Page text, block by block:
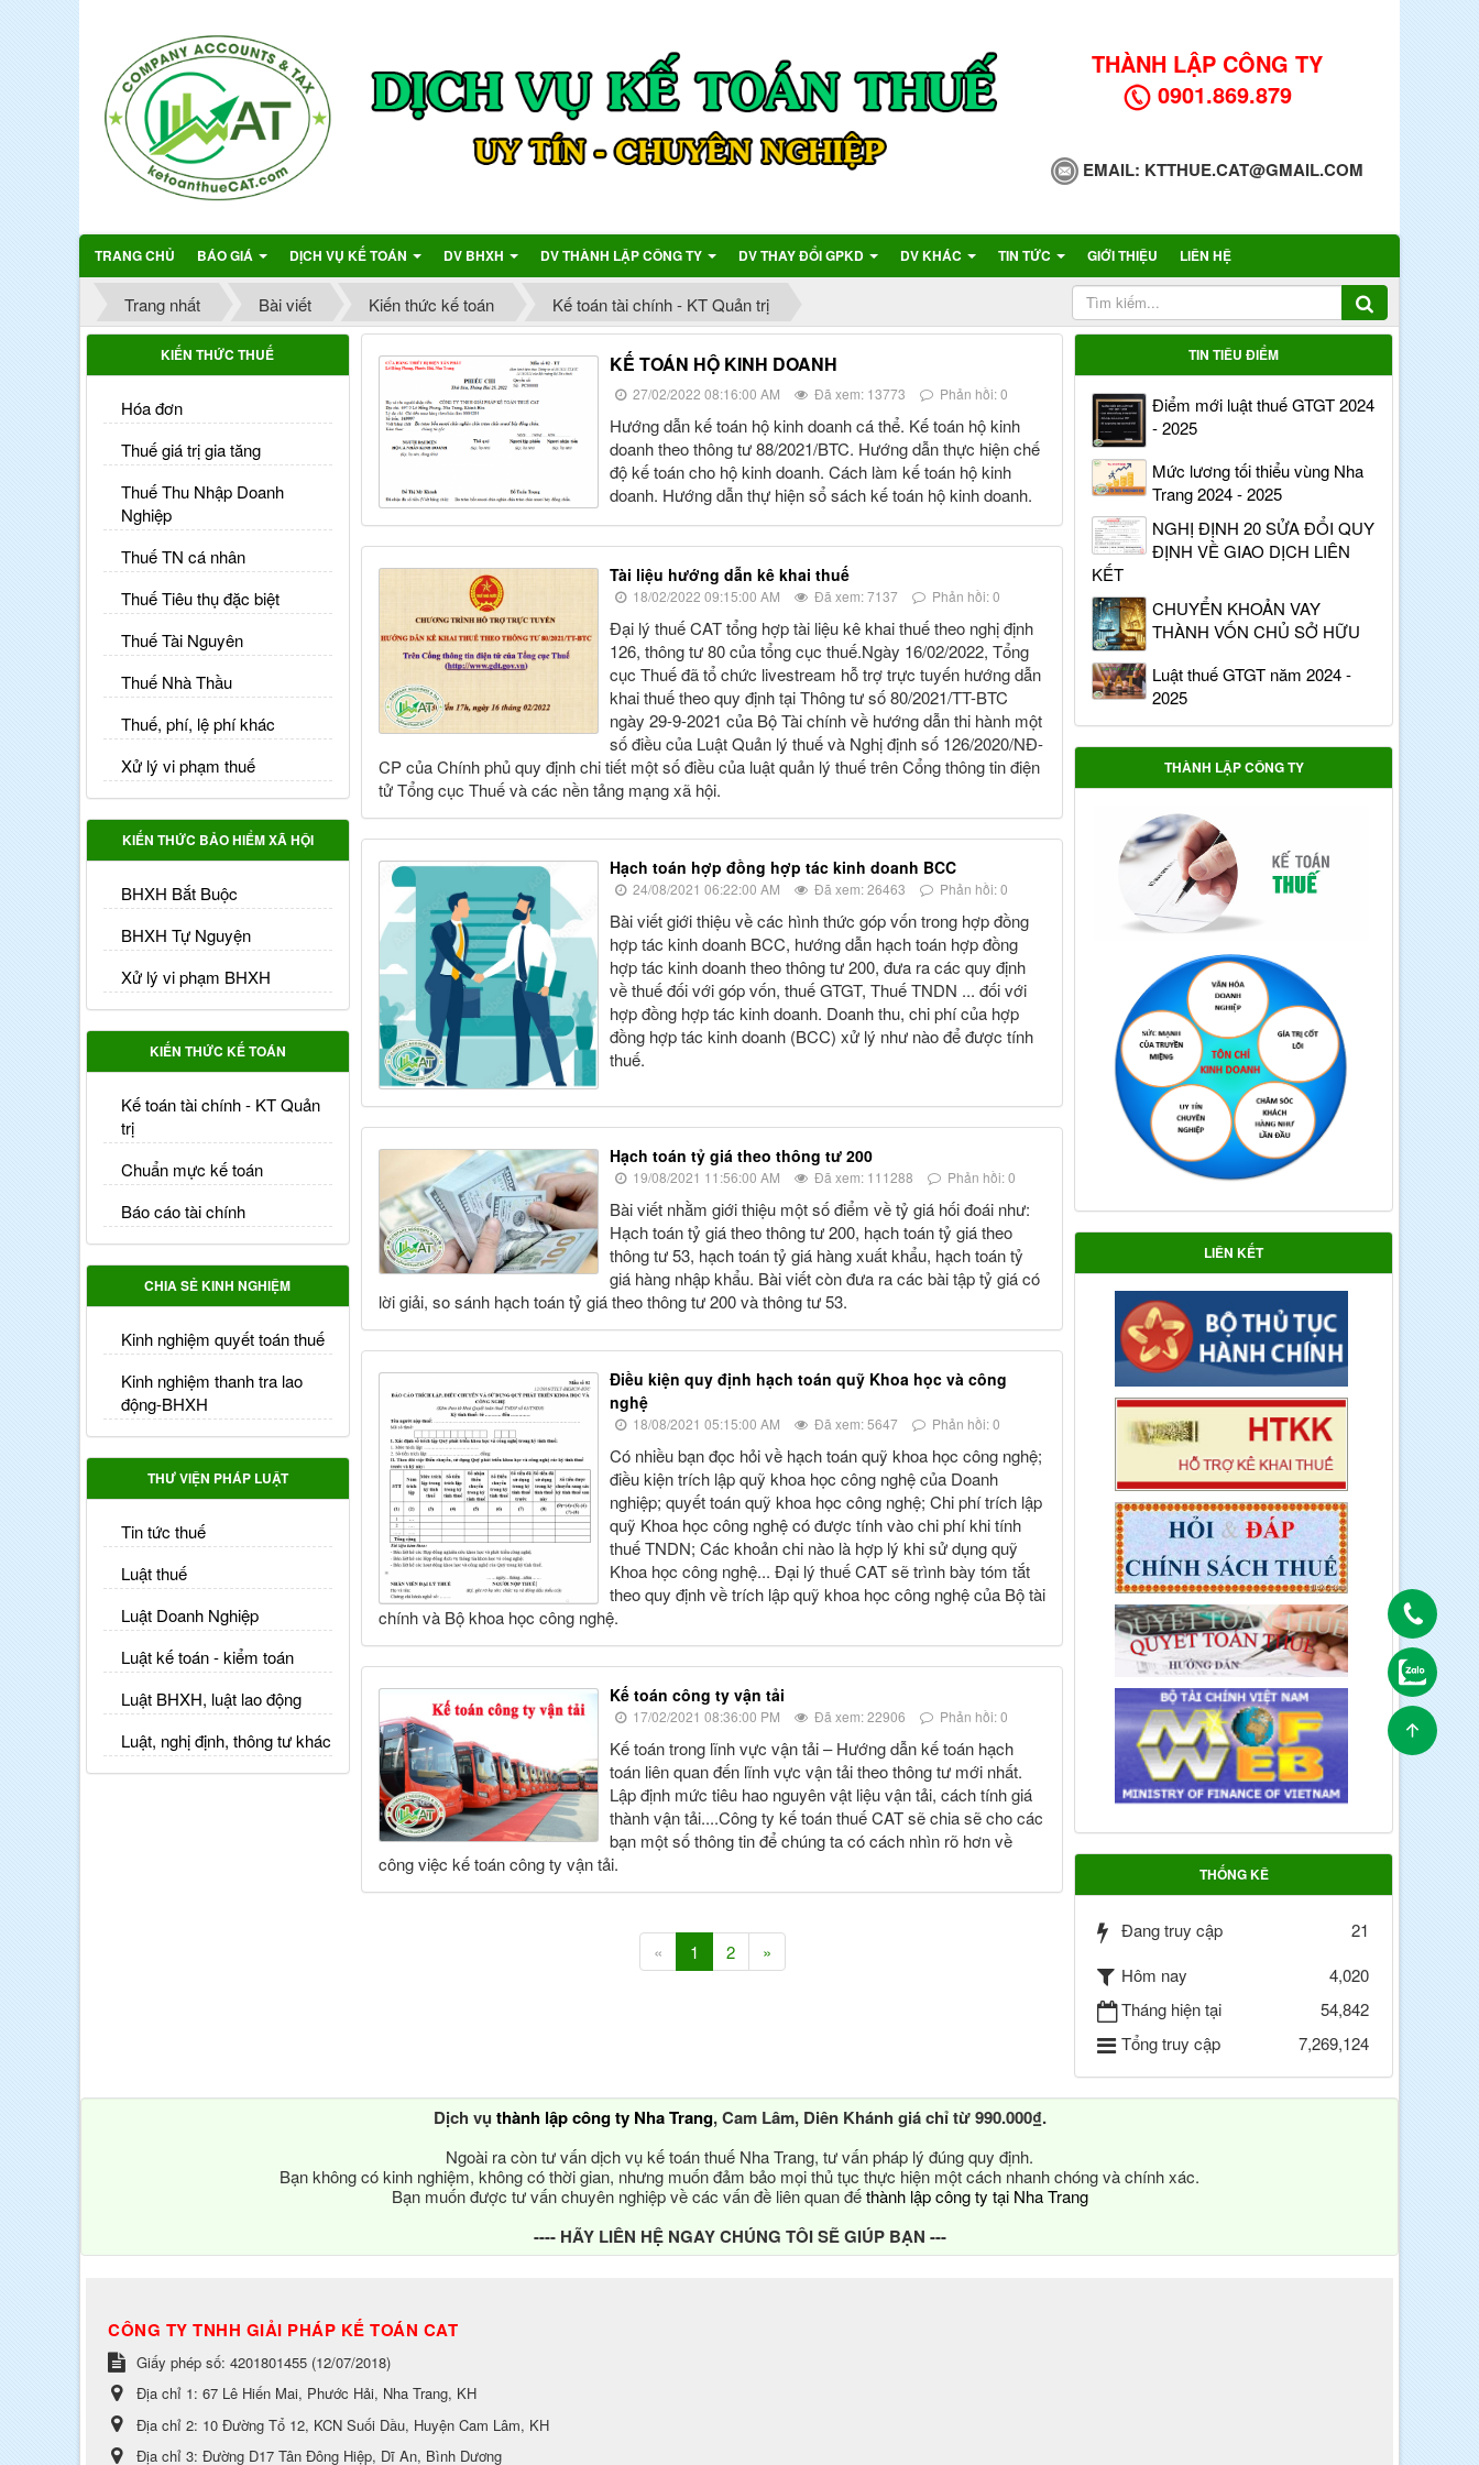
THÀNH LẬP CÔNG TY
0901.869.879
EMAIL: KTTHUE.CAT@GMAIL.COM
TRANG CHỦ BÁO GIÁ DỊCH VỤ KẾ TOÁN DV BHXH DV THÀNH LẬP CÔNG TY DV THAY ĐỔI GPKD DV KHÁC TIN TỨC GIỚI THIỆU LIÊN HỆ
Trang nhất Bài viết Kiến thức kế toán Kế toán tài chính - KT Quản trị
KẾ TOÁN HỘ KINH DOANH
27/02/2022 08:16:00 AM Đã xem: 13773 Phản hồi: 0
Hướng dẫn kế toán hộ kinh doanh cá thể. Kế toán hộ kinh
doanh theo thông tư 88/2021/BTC. Hướng dẫn thực hiện chế
độ kế toán cho hộ kinh doanh. Cách làm kế toán hộ kinh
doanh. Hướng dẫn thự hiện sổ sách kế toán hộ kinh doanh.
Tài liệu hướng dẫn kê khai thuế
18/02/2022 09:15:00 AM Đã xem: 7137 Phản hồi: 0
Đại lý thuế CAT tổng hợp tài liệu kê khai thuế theo nghị định
126, thông tư 80 của tổng cục thuế.Ngày 16/02/2022, Tổng
cục Thuế đã tổ chức livestream hỗ trợ trực tuyến hướng dẫn
khai thuế theo quy định tại Thông tư số 80/2021/TT-BTC
ngày 29-9-2021 của Bộ Tài chính về hướng dẫn thi hành một
số điều của Luật Quản lý thuế và Nghị định số 126/2020/NĐ-
CP của Chính phủ quy định chi tiết một số điều của luật quản lý thuế trên Cổng thông tin điện
tử Tổng cục Thuế và các nền tảng mạng xã hội.
Hạch toán hợp đồng hợp tác kinh doanh BCC
24/08/2021 06:22:00 AM Đã xem: 26463 Phản hồi: 0
Bài viết giới thiệu về các hình thức góp vốn trong hợp đồng
hợp tác kinh doanh BCC, hướng dẫn hạch toán hợp đồng
hợp tác kinh doanh theo thông tư 200, đưa ra các quy định
về thuế đối với góp vốn, thuế GTGT, Thuế TNDN ... đối với
hợp đồng hợp tác kinh doanh. Doanh thu, chi phí của hợp
đồng hợp tác kinh doanh (BCC) xử lý như nào để được tính
thuế.
Hạch toán tỷ giá theo thông tư 200
19/08/2021 11:56:00 AM Đã xem: 111288 Phản hồi: 0
Bài viết nhằm giới thiệu một số điểm về tỷ giá hối đoái như:
Hạch toán tỷ giá theo thông tư 200, hạch toán tỷ giá theo
thông tư 53, hạch toán tỷ giá hàng xuất khẩu, hạch toán tỷ
giá hàng nhập khẩu. Bài viết còn đưa ra các bài tập tỷ giá có
lời giải, so sánh hạch toán tỷ giá theo thông tư 200 và thông tư 53.
Điều kiện quy định hạch toán quỹ Khoa học và công
nghệ
18/08/2021 05:15:00 AM Đã xem: 5647 Phản hồi: 0
Có nhiều bạn đọc hỏi về hạch toán quỹ khoa học công nghệ;
điều kiện trích lập quỹ khoa học công nghệ của Doanh
nghiệp; quyết toán quỹ khoa học công nghệ; Chi phí trích lập
quỹ Khoa học công nghệ có được tính vào chi phí khi tính
thuế TNDN; Các khoản chi nào là hợp lý khi sử dụng quỹ
Khoa học công nghệ... Đại lý thuế CAT sẽ trình bày tóm tắt
theo quy định về trích lập quỹ khoa học công nghệ của Bộ tài
chính và Bộ khoa học công nghệ.
Kế toán công ty vận tải
17/02/2021 08:36:00 PM Đã xem: 22906 Phản hồi: 0
Kế toán trong lĩnh vực vận tải – Hướng dẫn kế toán hạch
toán liên quan đến lĩnh vực vận tải theo thông tư mới nhất.
Lập định mức tiêu hao nguyên vật liệu vận tải, cách tính giá
thành vận tải....Công ty kế toán thuế CAT sẽ chia sẽ cho các
bạn một số thông tin để chúng ta có cách nhìn rõ hơn về
công việc kế toán công ty vận tải.
« 1 2 »
TIN TIÊU ĐIỂM
Điểm mới luật thuế GTGT 2024
- 2025
Mức lương tối thiểu vùng Nha
Trang 2024 - 2025
NGHỊ ĐỊNH 20 SỬA ĐỔI QUY
ĐỊNH VỀ GIAO DỊCH LIÊN
KẾT
CHUYỂN KHOẢN VAY
THÀNH VỐN CHỦ SỞ HỮU
Luật thuế GTGT năm 2024 -
2025
THÀNH LẬP CÔNG TY
LIÊN KẾT
THỐNG KÊ
Đang truy cập
21
Hôm nay
4,020
Tháng hiện tại
54,842
Tổng truy cập
7,269,124
KIẾN THỨC THUẾ
Hóa đơn
Thuế giá trị gia tăng
Thuế Thu Nhập Doanh
Nghiệp
Thuế TN cá nhân
Thuế Tiêu thụ đặc biệt
Thuế Tài Nguyên
Thuế Nhà Thầu
Thuế, phí, lệ phí khác
Xử lý vi phạm thuế
KIẾN THỨC BẢO HIỂM XÃ HỘI
BHXH Bắt Buộc
BHXH Tự Nguyện
Xử lý vi phạm BHXH
KIẾN THỨC KẾ TOÁN
Kế toán tài chính - KT Quản
trị
Chuẩn mực kế toán
Báo cáo tài chính
CHIA SẺ KINH NGHIỆM
Kinh nghiệm quyết toán thuế
Kinh nghiệm thanh tra lao
động-BHXH
THƯ VIỆN PHÁP LUẬT
Tin tức thuế
Luật thuế
Luật Doanh Nghiệp
Luật kế toán - kiểm toán
Luật BHXH, luật lao động
Luật, nghị định, thông tư khác
Dịch vụ thành lập công ty Nha Trang, Cam Lâm, Diên Khánh giá chỉ từ 990.000₫.
Ngoài ra còn tư vấn dịch vụ kế toán thuế Nha Trang, tư vấn pháp lý đúng quy định.
Bạn không có kinh nghiệm, không có thời gian, nhưng muốn đảm bảo mọi thủ tục thực hiện một cách nhanh chóng và chính xác.
Bạn muốn được tư vấn chuyên nghiệp về các vấn đề liên quan đếthành lập công ty tại Nha Trang
---- HÃY LIÊN HỆ NGAY CHÚNG TÔI SẼ GIÚP BẠN ---
CÔNG TY TNHH GIẢI PHÁP KẾ TOÁN CAT
Giấy phép số: 4201801455 (12/07/2018)
Địa chỉ 1: 67 Lê Hiến Mai, Phước Hải, Nha Trang, KH
Địa chỉ 2: 10 Đường Tổ 12, KCN Suối Dầu, Huyện Cam Lâm, KH
Địa chỉ 3: Đường D17 Tân Đông Hiệp, Dĩ An, Bình Dương